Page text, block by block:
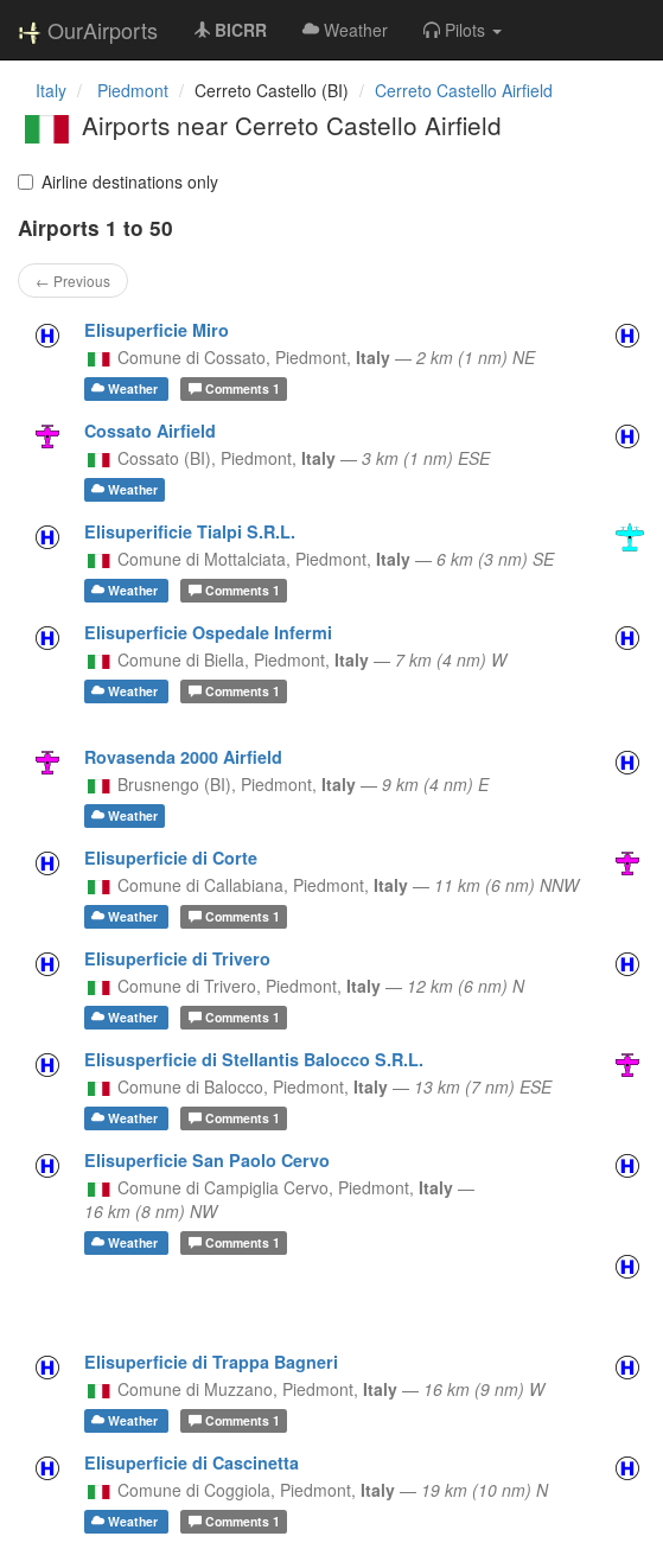
OurAirports BICRR Weather Pilots
Italy Piedmont Cerreto Castello (BI) Cerreto Castello Airfield
Airports near Cerreto Castello Airfield
Airline destinations only
Airports 1 to 50
← Previous
Elisuperficie Miro
Comune di Cossato, Piedmont, Italy — 2 km (1 nm) NE
Weather Comments1
Cossato Airfield
Cossato (BI), Piedmont, Italy — 3 km (1 nm) ESE
Weather
Elisuperificie Tialpi S.R.L.
Comune di Mottalciata, Piedmont, Italy — 6 km (3 nm) SE
Weather Comments1
Elisuperficie Ospedale Infermi
Comune di Biella, Piedmont, Italy — 7 km (4 nm) W
Weather Comments1
Rovasenda 2000 Airfield
Brusnengo (BI), Piedmont, Italy — 9 km (4 nm) E
Weather
Elisuperficie di Corte
Comune di Callabiana, Piedmont, Italy — 11 km (6 nm) NNW
Weather Comments1
Elisuperficie di Trivero
Comune di Trivero, Piedmont, Italy — 12 km (6 nm) N
Weather Comments1
Elisusperficie di Stellantis Balocco S.R.L.
Comune di Balocco, Piedmont, Italy — 13 km (7 nm) ESE
Weather Comments1
Elisuperficie San Paolo Cervo
Comune di Campiglia Cervo, Piedmont, Italy —
16 km (8 nm) NW
Weather Comments1
Elisuperficie di Trappa Bagneri
Comune di Muzzano, Piedmont, Italy — 16 km (9 nm) W
Weather Comments1
Elisuperficie di Cascinetta
Comune di Coggiola, Piedmont, Italy — 19 km (10 nm) N
Weather Comments1